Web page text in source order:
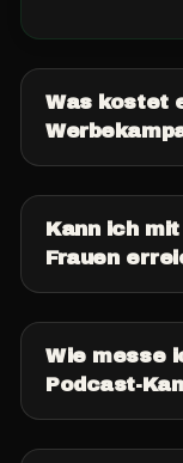
Was kostet
Kann ich
Frauen
Wie messe
Podcast-